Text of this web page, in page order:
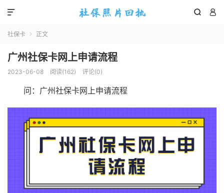
 

社保卡  正文
广州社保卡网上申请流程
2023-06-08 阅读(162) 评论(0)
问：广州社保卡网上申请流程